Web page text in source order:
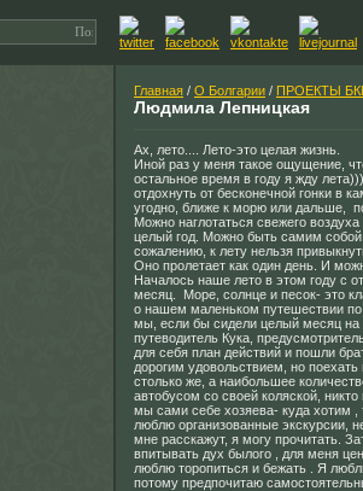
Главная / О Болгарии / ПРОЕКТЫ
Людмила Лепницкая
Ах, лето.... Лето-это целая жизнь.
Иной раз у меня такое ощущение,
остальное время в году я жду
отдохнуть от бесконечной гонки в
угодно, ближе к морю или дальше,
Можно наглотаться свежего
целый год. Можно быть самим
сожалению, к лету нельзя
Оно пролетает как один день. И
Началось наше лето в этом году с
месяц. Море, солнце и песок- это
о нашем маленьком путешествии
мы, если бы сидели целый месяц
путеводитель Кука,
для себя план действий и пошли
дорогим удовольствием, но
столько же, а наибольшее
автобусом со своей коляской,
мы сами себе хозяева- куда хотим
люблю организованные экскурсии,
мне расскажут, я могу прочитать.
впитывать дух былого , для меня
люблю торопиться и бежать . Я
потому предпочитаю